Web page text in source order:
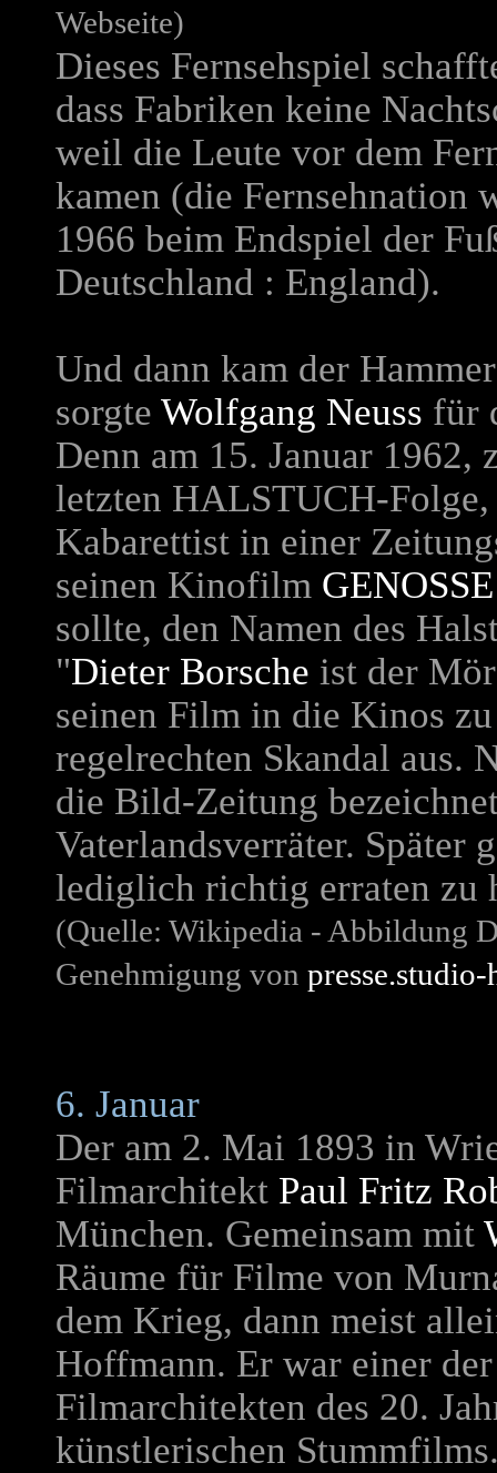
Webseite)
Dieses Fernsehspiel
dass Fabriken keine
weil die Leute vor dem
kamen (die Fernsehnation
1966 beim Endspiel der
Deutschland : England).
Und dann kam der
sorgte Wolfgang Neuss für
Denn am 15. Januar 1962,
letzten HALSTUCH-
Kabarettist in einer
seinen Kinofilm
sollte, den Namen des
"Dieter Borsche ist der
seinen Film in die Kinos
regelrechten Skandal aus.
die Bild-Zeitung
Vaterlandsverräter. Später
lediglich richtig erraten zu
(Quelle: Wikipedia - Abbildung
Genehmigung von
6. Januar
Der am 2. Mai 1893 in
Filmarchitekt Paul Fritz
München. Gemeinsam mit
Räume für Filme von
dem Krieg, dann meist
Hoffmann. Er war einer
Filmarchitekten des 20.
künstlerischen